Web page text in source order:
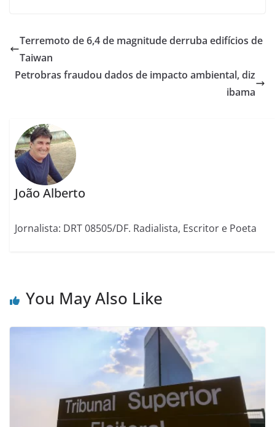
Terremoto de 6,4 de magnitude derruba edifícios de
Taiwan
Petrobras fraudou dados de impacto ambiental, diz
ibama
João Alberto
Jornalista: DRT 08505/DF. Radialista, Escritor e Poeta
You May Also Like